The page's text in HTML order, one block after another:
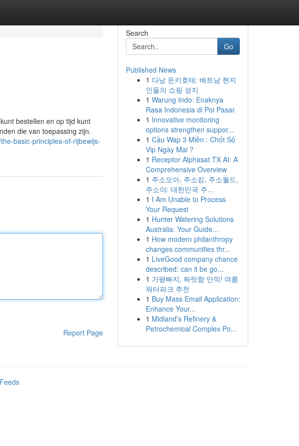
bestellen en op tijd kunt
die van toepassing zijn.
basic-principles-of-rijbewijs-
Report Page
Search
Go
Published News
1 다낭 돈키호테: 베트남 현지
인들의 쇼핑 성지
1 Warung Indo: Enaknya
Rasa Indonesia di Poi Pasar
1 Innovative monitoring
options strengthen suppor...
1 Cầu Wap 3 Miền : Chốt Số
Vip Ngày Mai ?
1 Receptor Alphasat TX AI: A
Comprehensive Overview
1 주소모아, 주소킹, 주소월드,
주소야: 대한민국 주...
1 I Am Unable to Process
Your Request
1 Hunter Watering Solutions
Australia: Your Guide...
1 How modern philanthropy
changes communities thr...
1 LiveGood company chance
described: can it be go...
1 가평빠지, 짜릿함 만끽! 여름
워터파크 추천
1 Buy Mass Email Application:
Enhance Your...
1 Midland’s Refinery &
Petrochemical Complex Po...